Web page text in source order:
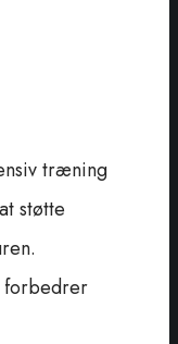
træning
støtte
forbedrer